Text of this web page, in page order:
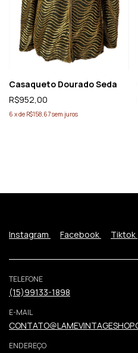
Casaqueto Dourado Seda
R$952,00
6 xde R$158,67sem juros
Instagram Facebook Tiktok
TELEFONE
(15)99133-1898
E-MAIL
ENDEREÇO